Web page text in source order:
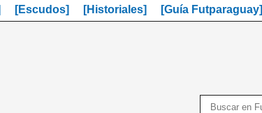
[Escudos] [Historiales] [Guía Futparaguay]